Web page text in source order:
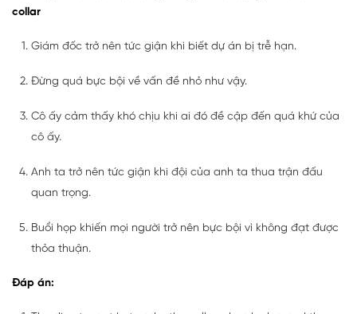
collar
Giám đốc trở nên tức giận khi biết dự án bị trễ hạn.
Đừng quá bực bội về vấn đề nhỏ như vậy.
Cô ấy cảm thấy khó chịu khi ai đó đề cập đến quá khứ của
cô ấy.
Anh ta trở nên tức giận khi đội của anh ta thua trận đấu
quan trọng.
Buổi họp khiến mọi người trở nên bực bội vì không đạt được
thỏa thuận.
Đáp án: